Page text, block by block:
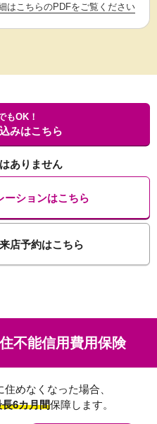
はこちらのPDFをご覧ください
もOK！
みはこちら
ありません
ーションはこちら
店予約はこちら
不能信用費用保険
めなくなった場合、
長6カ月間保障します。